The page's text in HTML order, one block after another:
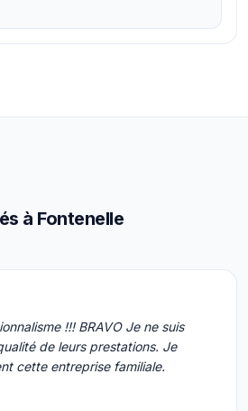
à Fontenelle
!!! BRAVO Je ne suis
de leurs prestations. Je
cette entreprise familiale.